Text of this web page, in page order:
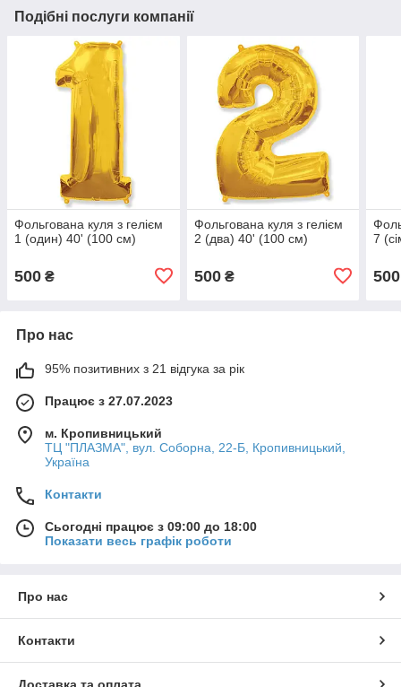
Подібні послуги компанії
Фольгована куля з гелієм
1 (один) 40' (100 см)
500 ₴
Фольгована куля з гелієм
2 (два) 40' (100 см)
500₴
7
500
Про нас
95% позитивних з 21 відгука за рік
Працює з 27.07.2023
м. Кропивницький
ТЦ "ПЛАЗМА", вул. Соборна, 22-Б, Кропивницький,
Україна
Контакти
Сьогодні працює з 09:00 до 18:00
Показати весь графік роботи
Про нас
Контакти
Доставка та оплата